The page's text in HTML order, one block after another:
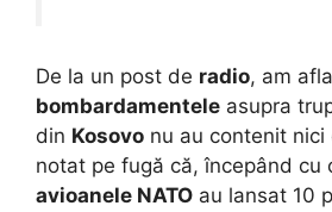
De la un post de radio, am
bombardamentele asupra
din Kosovo nu au contenit
notat pe fugă că, începând cu
avioanele NATO au lansat 10